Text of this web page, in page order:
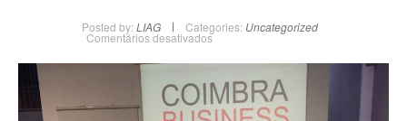
Posted by: LIAG Categories: Uncategorized
Comentários desativados